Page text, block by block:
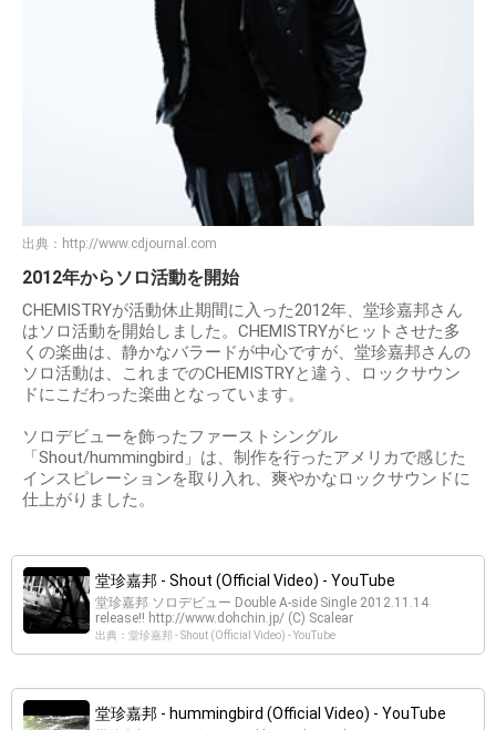
出典： http://www.cdjournal.com
2012年からソロ活動を開始
CHEMISTRYが活動休止期間に入った2012年、堂珍嘉邦さん
はソロ活動を開始しました。CHEMISTRYがヒットさせた多
くの楽曲は、静かなバラードが中心ですが、堂珍嘉邦さんの
ソロ活動は、これまでのCHEMISTRYと違う、ロックサウン
ドにこだわった楽曲となっています。
ソロデビューを飾ったファーストシングル
「Shout/hummingbird」は、制作を行ったアメリカで感じた
インスピレーションを取り入れ、爽やかなロックサウンドに
仕上がりました。
堂珍嘉邦 - Shout (Official Video) - YouTube
堂珍嘉邦 ソロデビュー Double A-side Single 2012.11.14
release!! http://www.dohchin.jp/ (C) Scalear
出典：堂珍嘉邦 - Shout (Official Video) - YouTube
堂珍嘉邦 - hummingbird (Official Video) - YouTube